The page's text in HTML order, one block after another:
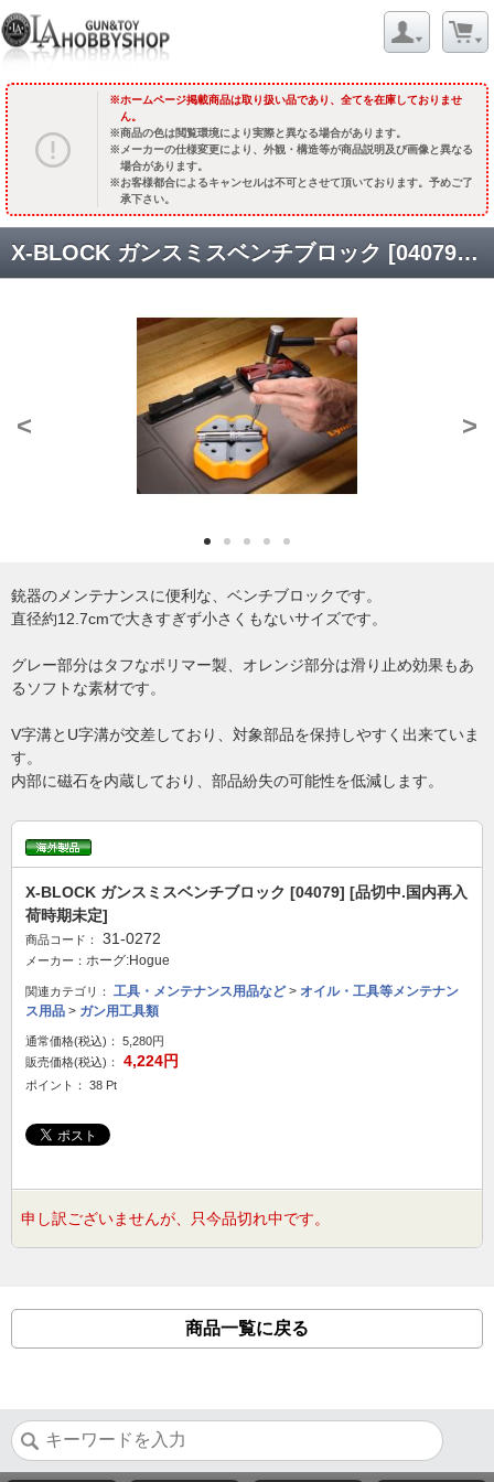
ホームページ掲載商品は取り扱い品であり、全てを在庫しておりませ
ん。
商品の色は閲覧環境により実際と異なる場合があります。
メーカーの仕様変更により、外観・構造等が商品説明及び画像と異なる
場合があります。
お客様都合によるキャンセルは不可とさせて頂いております。予めご了
承下さい。
X-BLOCK ガンスミスベンチブロック [04079] [品切中.国内再入荷時期未定]
< >
銃器のメンテナンスに便利な、ベンチブロックです。
直径約12.7cmで大きすぎず小さくもないサイズです。
グレー部分はタフなポリマー製、オレンジ部分は滑り止め効果もあ
るソフトな素材です。
V字溝とU字溝が交差しており、対象部品を保持しやすく出来ていま
す。
内部に磁石を内蔵しており、部品紛失の可能性を低減します。
X-BLOCK ガンスミスベンチブロック [04079] [品切中.国内再入
荷時期未定]
商品コード： 31-0272
メーカー： ホーグ:Hogue
関連カテゴリ： 工具・メンテナンス用品など> オイル・工具等メンテナン
ス用品 > ガン用工具類
通常価格(税込)：
5,280円
販売価格(税込)：
4,224円
ポイント： 38 Pt
申し訳ございませんが、只今品切れ中です。
商品一覧に戻る